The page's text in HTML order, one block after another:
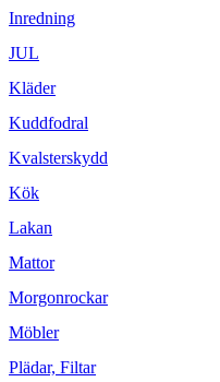
Inredning
JUL
Kläder
Kuddfodral
Kvalsterskydd
Kök
Lakan
Mattor
Morgonrockar
Möbler
Plädar, Filtar